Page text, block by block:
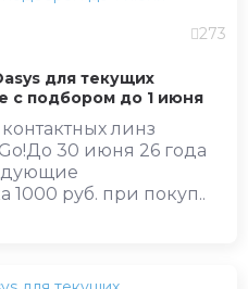
273
для текущих
с подбором до 1 июня
линз
30 июня 26 года
1000 руб. при покуп..